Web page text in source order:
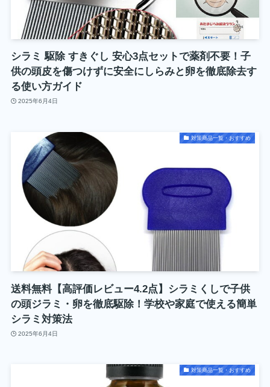
シラミ 駆除 すきぐし 安心3点セットで薬剤不要！子
供の頭皮を傷つけずに安全にしらみと卵を徹底除去す
る使い方ガイド
2025年6月4日
対策商品一覧・おすすめ
送料無料【高評価レビュー4.2点】シラミくしで子供
の頭ジラミ・卵を徹底駆除！学校や家庭で使える簡単
シラミ対策法
2025年6月4日
対策商品一覧・おすすめ